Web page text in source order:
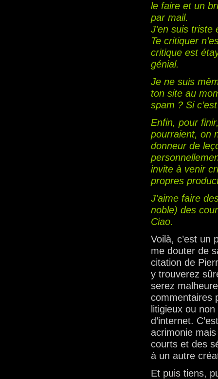
le faire et un
par mail.
J’en suis
Te critiquer
critique est
génial.
Je ne suis
ton site au
spam ? Si
Enfin, pour
pourraient, on
donneur de
invite à venir
propres
J’aime faire
noble) des
Ciao.
Voilà, c’est un
me douter de
citation de
y trouverez
serez
commentaires
litigieux ou
d’internet.
acrimonie mais
courts et des
à un autre
Et puis tiens,